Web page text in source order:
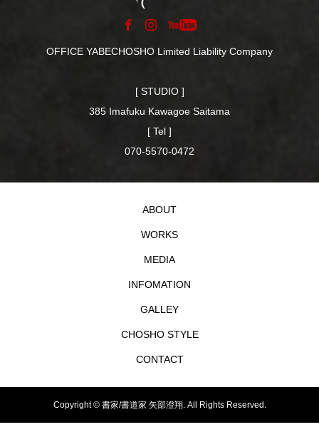
OFFICE YABECHOSHO Limited Liability Company
[ STUDIO ]
385 Imafuku Kawagoe Saitama
[ Tel ]
070-5570-0472
ABOUT
WORKS
MEDIA
INFOMATION
GALLEY
CHOSHO STYLE
CONTACT
Copyright ©書家/書道家 矢部澄翔. All Rights Reserved.